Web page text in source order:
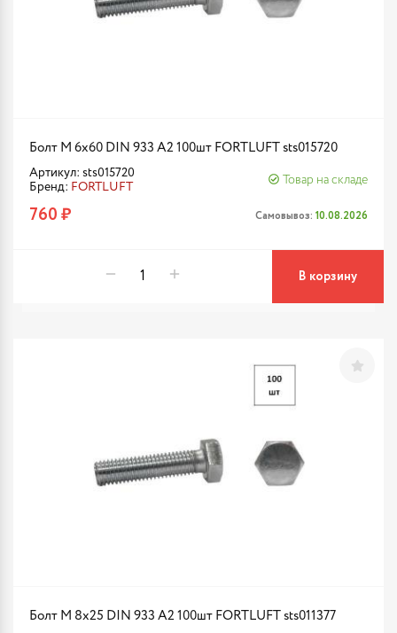
Болт М 6х60 DIN 933 A2 100шт FORTLUFT sts015720
Артикул: sts015720
Бренд: FORTLUFT
Товар на складе
760 ₽ Самовывоз: 10.08.2026
В корзину
Болт М 8х25 DIN 933 A2 100шт FORTLUFT sts011377